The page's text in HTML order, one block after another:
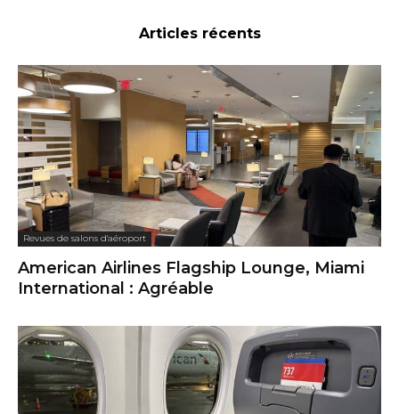
Articles récents
Revues de salons d'aéroport
American Airlines Flagship Lounge, Miami
International : Agréable